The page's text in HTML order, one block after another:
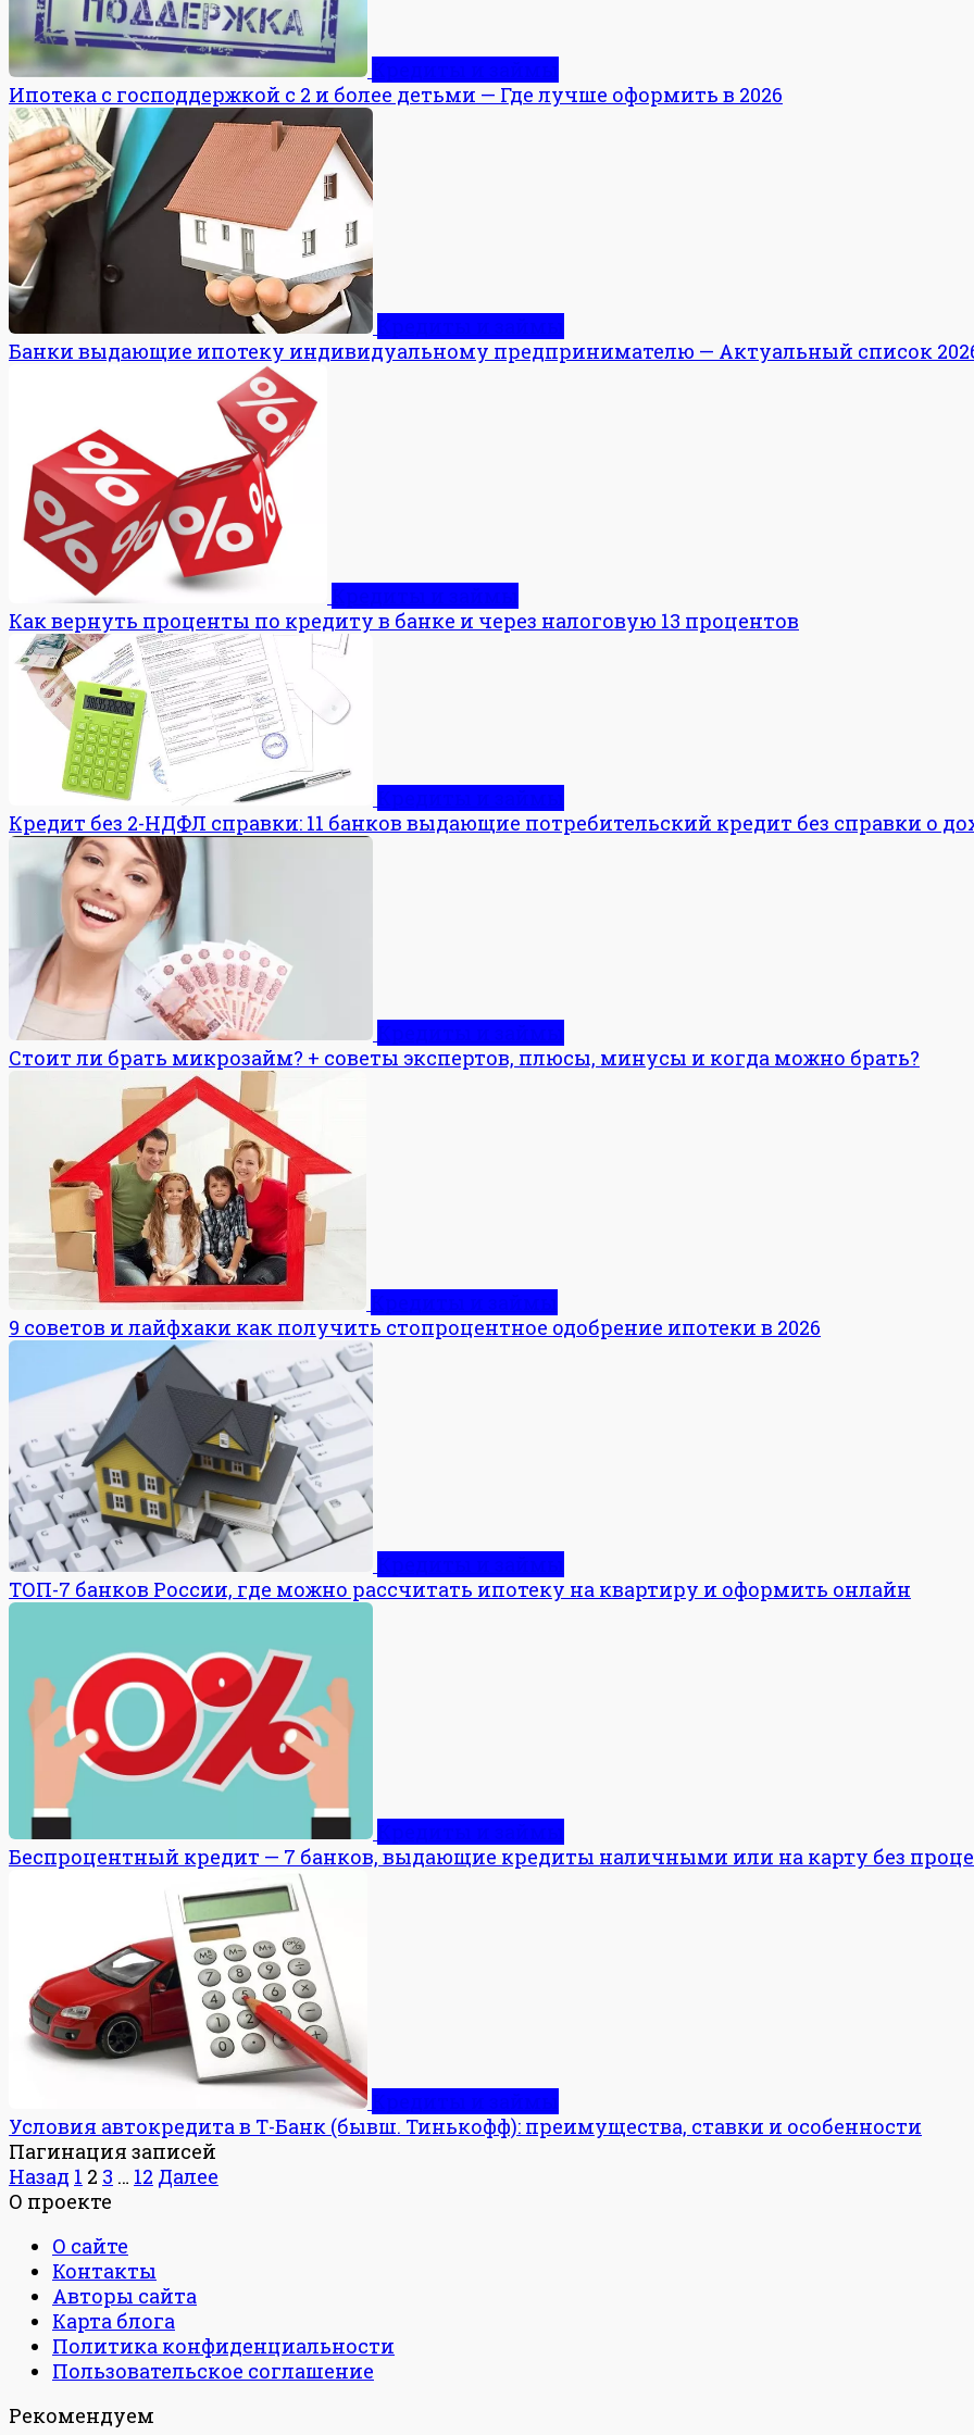
Ипотека с господдержкой с 2 и более детьми — Где лучше оформить в 2026
Банки выдающие ипотеку индивидуальному предпринимателю — Актуальный список
Как вернуть проценты по кредиту в банке и через налоговую 13 процентов
Кредит без 2-НДФЛ справки: 11 банков выдающие потребительский кредит без справки о
Стоит ли брать микрозайм? + советы экспертов, плюсы, минусы и когда можно брать?
9 советов и лайфхаки как получить стопроцентное одобрение ипотеки в 2026
ТОП-7 банков России, где можно рассчитать ипотеку на квартиру и оформить онлайн
Беспроцентный кредит — 7 банков, выдающие кредиты наличными или на карту без
Условия автокредита в Т-Банк (бывш. Тинькофф): преимущества, ставки и особенности
Пагинация записей
Назад 1 2 3 … 12 Далее
О проекте
О сайте
Контакты
Авторы сайта
Карта блога
Политика конфиденциальности
Пользовательское соглашение
Рекомендуем